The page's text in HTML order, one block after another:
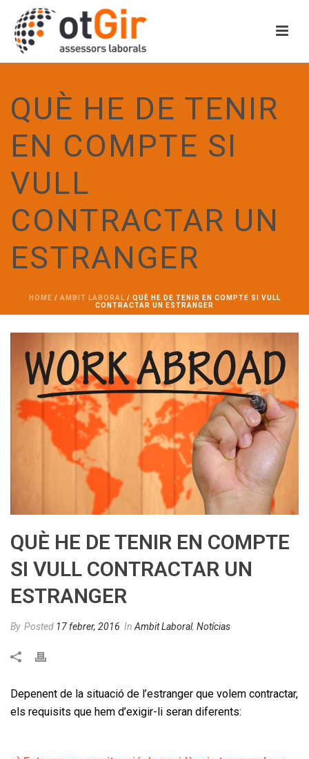
QUÈ HE DE TENIR
EN COMPTE SI
VULL
CONTRACTAR UN
ESTRANGER
HOME / AMBIT LABORAL / QUÈ HE DE TENIR EN COMPTE SI VULL
CONTRACTAR UN ESTRANGER
QUÈ HE DE TENIR EN COMPTE
SI VULL CONTRACTAR UN
ESTRANGER
By Posted 17 febrer, 2016 In Ambit Laboral, Notícias
Depenent de la situació de l’estranger que volem contractar,
els requisits que hem d’exigir-li seran diferents: